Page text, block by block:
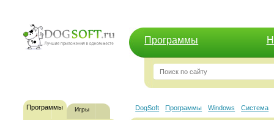
Программы
Программы Игры DogSoft Программы Windows Система